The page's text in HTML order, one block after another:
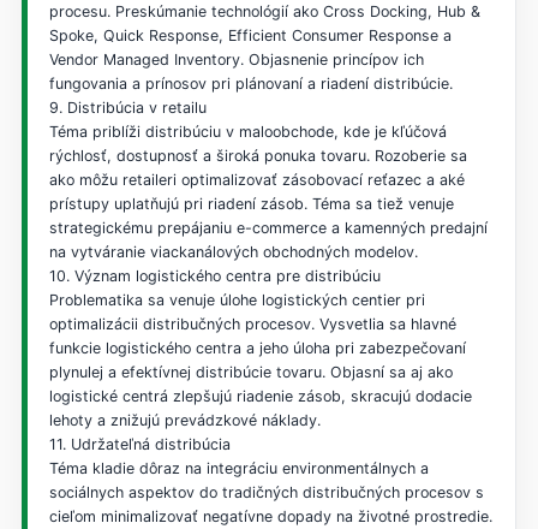
procesu. Preskúmanie technológií ako Cross Docking, Hub &
Spoke, Quick Response, Efficient Consumer Response a
Vendor Managed Inventory. Objasnenie princípov ich
fungovania a prínosov pri plánovaní a riadení distribúcie.
9. Distribúcia v retailu
Téma priblíži distribúciu v maloobchode, kde je kľúčová
rýchlosť, dostupnosť a široká ponuka tovaru. Rozoberie sa
ako môžu retaileri optimalizovať zásobovací reťazec a aké
prístupy uplatňujú pri riadení zásob. Téma sa tiež venuje
strategickému prepájaniu e-commerce a kamenných predajní
na vytváranie viackanálových obchodných modelov.
10. Význam logistického centra pre distribúciu
Problematika sa venuje úlohe logistických centier pri
optimalizácii distribučných procesov. Vysvetlia sa hlavné
funkcie logistického centra a jeho úloha pri zabezpečovaní
plynulej a efektívnej distribúcie tovaru. Objasní sa aj ako
logistické centrá zlepšujú riadenie zásob, skracujú dodacie
lehoty a znižujú prevádzkové náklady.
11. Udržateľná distribúcia
Téma kladie dôraz na integráciu environmentálnych a
sociálnych aspektov do tradičných distribučných procesov s
cieľom minimalizovať negatívne dopady na životné prostredie.